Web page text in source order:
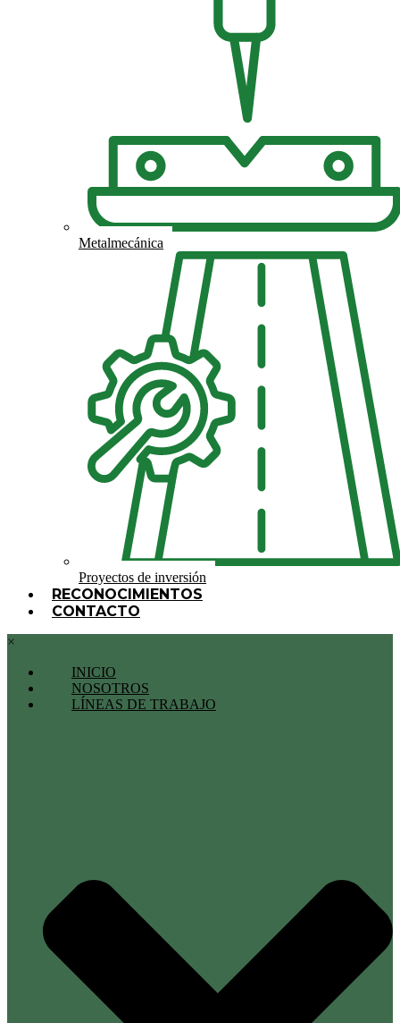
Metalmecánica
Proyectos de inversión
RECONOCIMIENTOS
CONTACTO
×
INICIO
NOSOTROS
LÍNEAS DE TRABAJO